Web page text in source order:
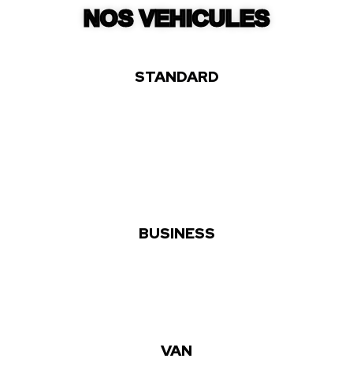
NOS VEHICULES
STANDARD
BUSINESS
VAN